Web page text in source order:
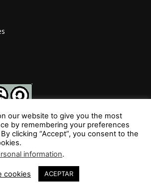
SÍGUENOS
our website to give you the most
by remembering your preferences
clicking “Accept”, you consent to the
information.
cookies ACEPTAR